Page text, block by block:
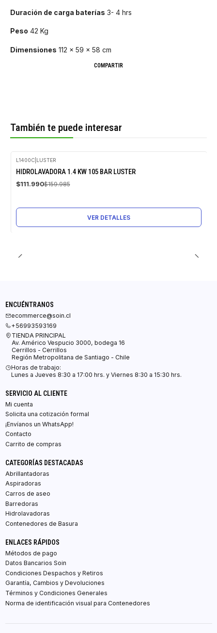
Duración de carga baterías 3- 4 hrs
Peso 42 Kg
Dimensiones 112 x 59 x 58 cm
COMPARTIR
También te puede interesar
-30%
OFF
L1400C| LUSTER
HIDROLAVADORA 1.4 KW 105 BAR LUSTER
$111.990$159.985
VER DETALLES
ENCUÉNTRANOS
ecommerce@soin.cl
+56993593169
TIENDA PRINCIPAL
Av. Américo Vespucio 3000, bodega 16
Cerrillos - Cerrillos
Región Metropolitana de Santiago - Chile
Horas de trabajo:
Lunes a Jueves 8:30 a 17:00 hrs. y Viernes 8:30 a 15:30 hrs.
SERVICIO AL CLIENTE
Mi cuenta
Solicita una cotización formal
¡Envíanos un WhatsApp!
Contacto
Carrito de compras
CATEGORÍAS DESTACADAS
Abrillantadoras
Aspiradoras
Carros de aseo
Barredoras
Hidrolavadoras
Contenedores de Basura
ENLACES RÁPIDOS
Métodos de pago
Datos Bancarios Soin
Condiciones Despachos y Retiros
Garantía, Cambios y Devoluciones
Términos y Condiciones Generales
Norma de identificación visual para Contenedores